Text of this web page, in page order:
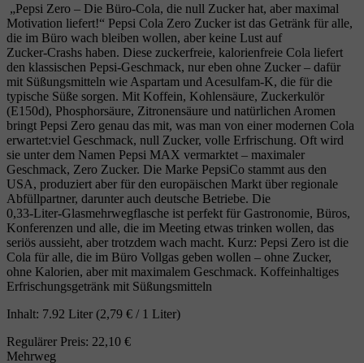
„Pepsi Zero – Die Büro‑Cola, die null Zucker hat, aber maximal
Motivation liefert!“ Pepsi Cola Zero Zucker ist das Getränk für alle,
die im Büro wach bleiben wollen, aber keine Lust auf
Zucker‑Crashs haben. Diese zuckerfreie, kalorienfreie Cola liefert
den klassischen Pepsi‑Geschmack, nur eben ohne Zucker – dafür
mit Süßungsmitteln wie Aspartam und Acesulfam‑K, die für die
typische Süße sorgen. Mit Koffein, Kohlensäure, Zuckerkulör
(E150d), Phosphorsäure, Zitronensäure und natürlichen Aromen
bringt Pepsi Zero genau das mit, was man von einer modernen Cola
erwartet:viel Geschmack, null Zucker, volle Erfrischung. Oft wird
sie unter dem Namen Pepsi MAX vermarktet – maximaler
Geschmack, Zero Zucker. Die Marke PepsiCo stammt aus den
USA, produziert aber für den europäischen Markt über regionale
Abfüllpartner, darunter auch deutsche Betriebe. Die
0,33‑Liter‑Glasmehrwegflasche ist perfekt für Gastronomie, Büros,
Konferenzen und alle, die im Meeting etwas trinken wollen, das
seriös aussieht, aber trotzdem wach macht. Kurz: Pepsi Zero ist die
Cola für alle, die im Büro Vollgas geben wollen – ohne Zucker,
ohne Kalorien, aber mit maximalem Geschmack. Koffeinhaltiges
Erfrischungsgetränk mit Süßungsmitteln
Inhalt: 7.92 Liter (2,79 € / 1 Liter)
Regulärer Preis: 22,10 €
Mehrweg